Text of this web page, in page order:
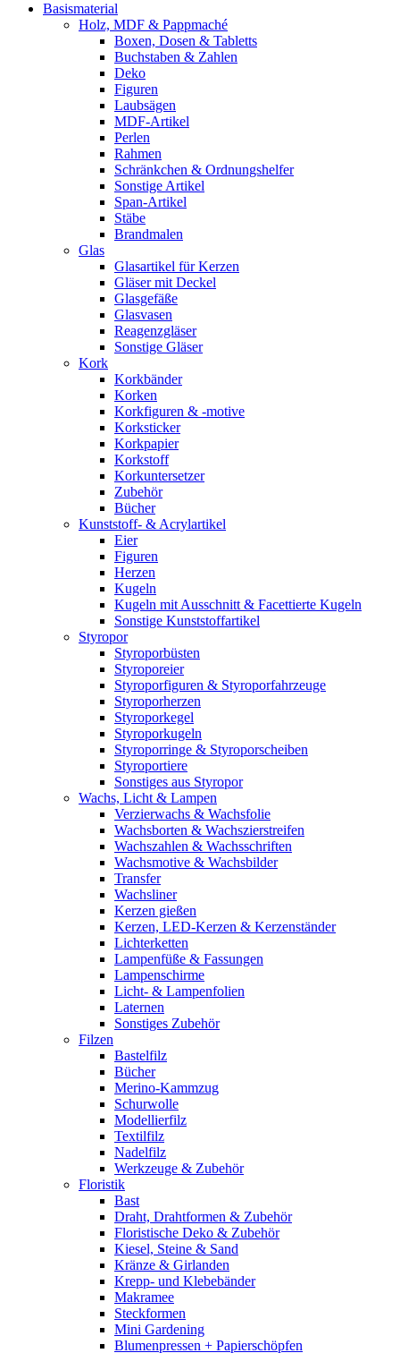
Basismaterial
Holz, MDF & Pappmaché
Boxen, Dosen & Tabletts
Buchstaben & Zahlen
Deko
Figuren
Laubsägen
MDF-Artikel
Perlen
Rahmen
Schränkchen & Ordnungshelfer
Sonstige Artikel
Span-Artikel
Stäbe
Brandmalen
Glas
Glasartikel für Kerzen
Gläser mit Deckel
Glasgefäße
Glasvasen
Reagenzgläser
Sonstige Gläser
Kork
Korkbänder
Korken
Korkfiguren & -motive
Korksticker
Korkpapier
Korkstoff
Korkuntersetzer
Zubehör
Bücher
Kunststoff- & Acrylartikel
Eier
Figuren
Herzen
Kugeln
Kugeln mit Ausschnitt & Facettierte Kugeln
Sonstige Kunststoffartikel
Styropor
Styroporbüsten
Styroporeier
Styroporfiguren & Styroporfahrzeuge
Styroporherzen
Styroporkegel
Styroporkugeln
Styroporringe & Styroporscheiben
Styroportiere
Sonstiges aus Styropor
Wachs, Licht & Lampen
Verzierwachs & Wachsfolie
Wachsborten & Wachszierstreifen
Wachszahlen & Wachsschriften
Wachsmotive & Wachsbilder
Transfer
Wachsliner
Kerzen gießen
Kerzen, LED-Kerzen & Kerzenständer
Lichterketten
Lampenfüße & Fassungen
Lampenschirme
Licht- & Lampenfolien
Laternen
Sonstiges Zubehör
Filzen
Bastelfilz
Bücher
Merino-Kammzug
Schurwolle
Modellierfilz
Textilfilz
Nadelfilz
Werkzeuge & Zubehör
Floristik
Bast
Draht, Drahtformen & Zubehör
Floristische Deko & Zubehör
Kiesel, Steine & Sand
Kränze & Girlanden
Krepp- und Klebebänder
Makramee
Steckformen
Mini Gardening
Blumenpressen + Papierschöpfen